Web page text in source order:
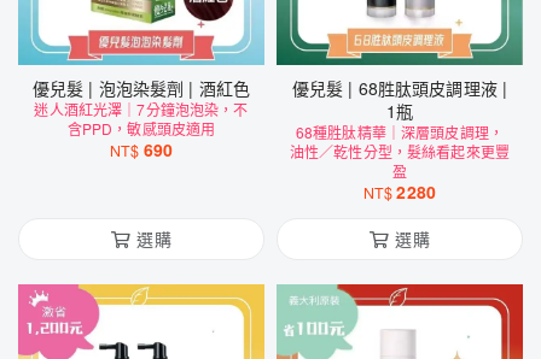
優兒髮 | 泡泡染髮劑 | 酒紅色
迷人酒紅光澤｜7分鐘泡泡染，不
含PPD，敏感頭皮適用
NT$ 690
選購
優兒髮 | 68胜肽頭皮調理液 |
1瓶
68種胜肽精華｜深層頭皮調理，
油性／乾性分型，髮絲看起來更豐
盈
NT$2280
選購